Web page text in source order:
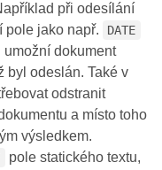
při odesílání
pole jako např.
DATE
umožní dokument
byl odeslán. Také v
odstranit
a místo toho
výsledkem.
pole statického textu,